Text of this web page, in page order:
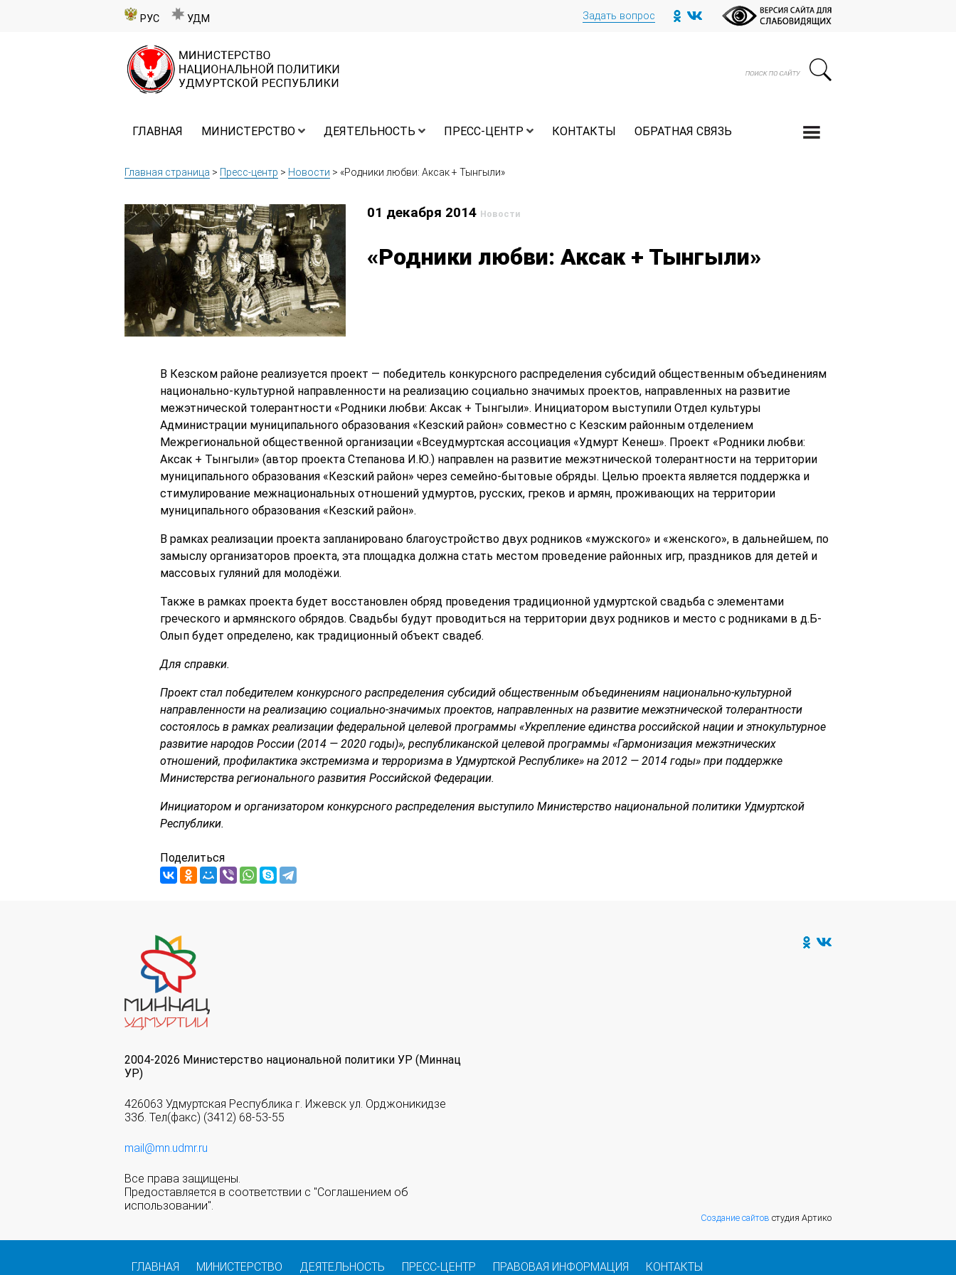
РУС УДМ Задать вопрос
ГЛАВНАЯ МИНИСТЕРСТВО ДЕЯТЕЛЬНОСТЬ ПРЕСС-ЦЕНТР КОНТАКТЫ ОБРАТНАЯ СВЯЗЬ
Главная страница > Пресс-центр > Новости > «Родники любви: Аксак + Тынгыли»
01 декабря 2014 Новости
«Родники любви: Аксак + Тынгыли»
В Кезском районе реализуется проект — победитель конкурсного распределения субсидий общественным объединениям
национально-культурной направленности на реализацию социально значимых проектов, направленных на развитие
межэтнической толерантности «Родники любви: Аксак + Тынгыли». Инициатором выступили Отдел культуры
Администрации муниципального образования «Кезский район» совместно с Кезским районным отделением
Межрегиональной общественной организации «Всеудмуртская ассоциация «Удмурт Кенеш». Проект «Родники любви:
Аксак + Тынгыли» (автор проекта Степанова И.Ю.) направлен на развитие межэтнической толерантности на территории
муниципального образования «Кезский район» через семейно-бытовые обряды. Целью проекта является поддержка и
стимулирование межнациональных отношений удмуртов, русских, греков и армян, проживающих на территории
муниципального образования «Кезский район».
В рамках реализации проекта запланировано благоустройство двух родников «мужского» и «женского», в дальнейшем, по
замыслу организаторов проекта, эта площадка должна стать местом проведение районных игр, праздников для детей и
массовых гуляний для молодёжи.
Также в рамках проекта будет восстановлен обряд проведения традиционной удмуртской свадьба с элементами
греческого и армянского обрядов. Свадьбы будут проводиться на территории двух родников и место с родниками в д.Б-
Олып будет определено, как традиционный объект свадеб.
Для справки.
Проект стал победителем конкурсного распределения субсидий общественным объединениям национально-культурной
направленности на реализацию социально-значимых проектов, направленных на развитие межэтнической толерантности
состоялось в рамках реализации федеральной целевой программы «Укрепление единства российской нации и этнокультурное
развитие народов России (2014 — 2020 годы)», республиканской целевой программы «Гармонизация межэтнических
отношений, профилактика экстремизма и терроризма в Удмуртской Республике» на 2012 — 2014 годы» при поддержке
Министерства регионального развития Российской Федерации.
Инициатором и организатором конкурсного распределения выступило Министерство национальной политики Удмуртской
Республики.
Поделиться
2004-2026 Министерство национальной политики УР (Миннац
УР)
426063 Удмуртская Республика г. Ижевск ул. Орджоникидзе
33б. Тел(факс) (3412) 68-53-55
mail@mn.udmr.ru
Все права защищены.
Предоставляется в соответствии с "Соглашением об
использовании".
Создание сайтов студия Артико
ГЛАВНАЯ МИНИСТЕРСТВО ДЕЯТЕЛЬНОСТЬ ПРЕСС-ЦЕНТР ПРАВОВАЯ ИНФОРМАЦИЯ КОНТАКТЫ